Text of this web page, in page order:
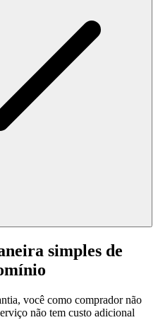
simples de
você como comprador não
não tem custo adicional